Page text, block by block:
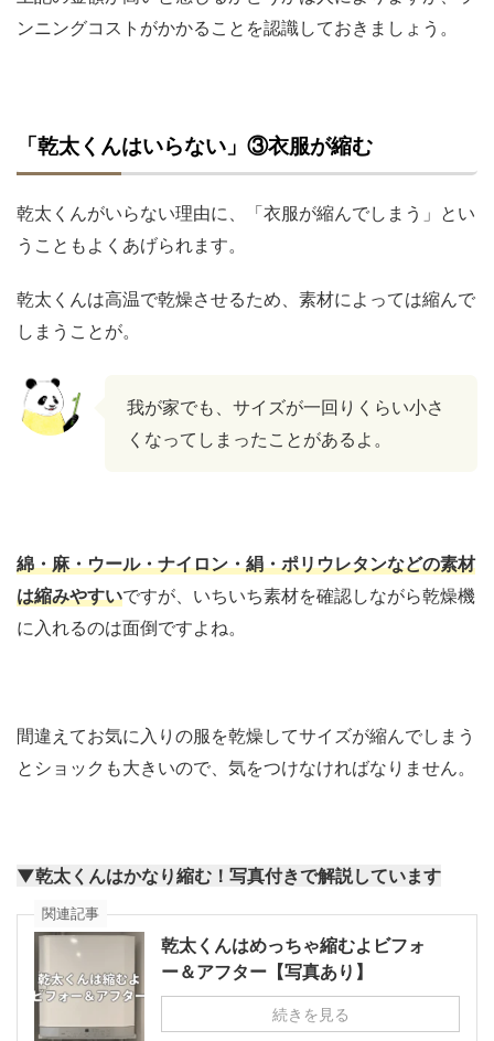
ンニングコストがかかることを認識しておきましょう。
「乾太くんはいらない」③衣服が縮む
乾太くんがいらない理由に、「衣服が縮んでしまう」とい
うこともよくあげられます。
乾太くんは高温で乾燥させるため、素材によっては縮んで
しまうことが。
我が家でも、サイズが一回りくらい小さ
くなってしまったことがあるよ。
綿・麻・ウール・ナイロン・絹・ポリウレタンなどの素材
は縮みやすいですが、いちいち素材を確認しながら乾燥機
に入れるのは面倒ですよね。
間違えてお気に入りの服を乾燥してサイズが縮んでしまう
とショックも大きいので、気をつけなければなりません。
▼乾太くんはかなり縮む！写真付きで解説しています
関連記事
乾太くんはめっちゃ縮むよビフォ
ー＆アフター【写真あり】
続きを見る